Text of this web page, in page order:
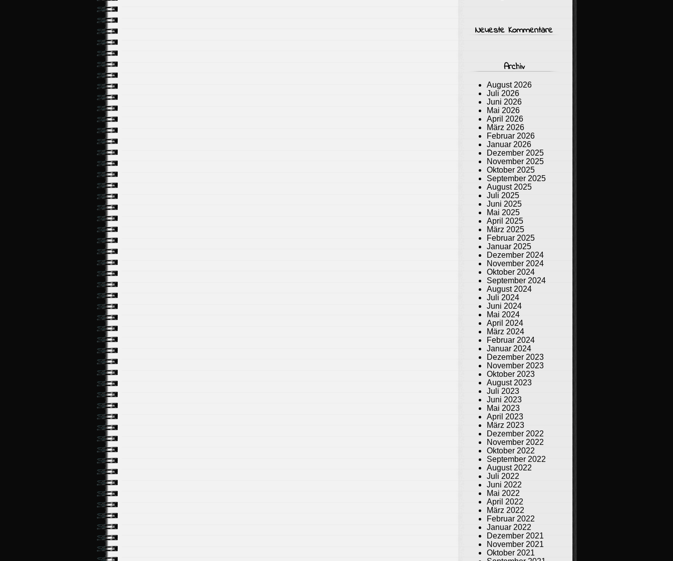
Neueste Kommentare
Archiv
August 2026
Juli 2026
Juni 2026
Mai 2026
April 2026
März 2026
Februar 2026
Januar 2026
Dezember 2025
November 2025
Oktober 2025
September 2025
August 2025
Juli 2025
Juni 2025
Mai 2025
April 2025
März 2025
Februar 2025
Januar 2025
Dezember 2024
November 2024
Oktober 2024
September 2024
August 2024
Juli 2024
Juni 2024
Mai 2024
April 2024
März 2024
Februar 2024
Januar 2024
Dezember 2023
November 2023
Oktober 2023
August 2023
Juli 2023
Juni 2023
Mai 2023
April 2023
März 2023
Dezember 2022
November 2022
Oktober 2022
September 2022
August 2022
Juli 2022
Juni 2022
Mai 2022
April 2022
März 2022
Februar 2022
Januar 2022
Dezember 2021
November 2021
Oktober 2021